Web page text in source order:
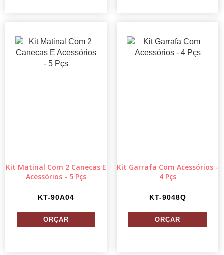
Kit Matinal Com 2 Canecas E
Acessórios - 5 Pçs
KT-90A04
Kit Garrafa Com Acessórios -
4 Pçs
KT-9048Q